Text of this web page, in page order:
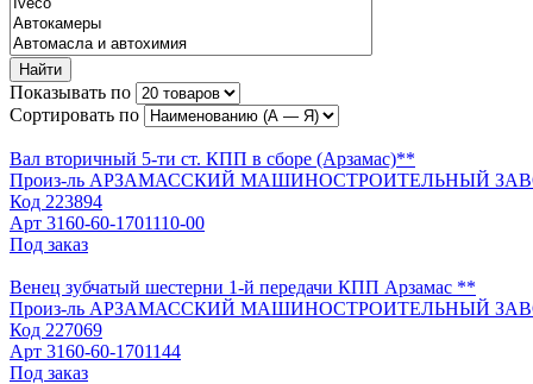
Найти
Показывать по
Сортировать по
Вал вторичный 5-ти ст. КПП в сборе (Арзамас)**
Произ-ль АРЗАМАССКИЙ МАШИНОСТРОИТЕЛЬНЫЙ
Код 223894
Арт 3160-60-1701110-00
Под заказ
Венец зубчатый шестерни 1-й передачи КПП Арзамас **
Произ-ль АРЗАМАССКИЙ МАШИНОСТРОИТЕЛЬНЫЙ
Код 227069
Арт 3160-60-1701144
Под заказ